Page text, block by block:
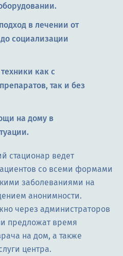
в лечении от
социализации
как с
так и без
на дому в
стационар ведет
со всеми формами
заболеваниями на
анонимности.
через администраторов
предложат время
на дом, а также
центра.